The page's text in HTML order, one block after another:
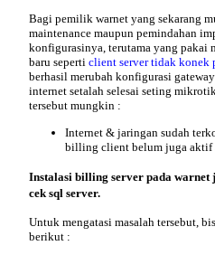
Bagi pemilik warnet yang sekarang
maintenance maupun pemindahan
konfigurasinya, terutama yang pakai
baru seperti client server tidak konek
berhasil merubah konfigurasi
internet setalah selesai seting
tersebut mungkin :
Internet & jaringan sudah
billing client belum juga aktif
Instalasi billing server pada
cek sql server.
Untuk mengatasi masalah tersebut,
berikut :